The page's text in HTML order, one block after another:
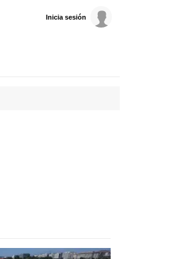
Inicia sesión